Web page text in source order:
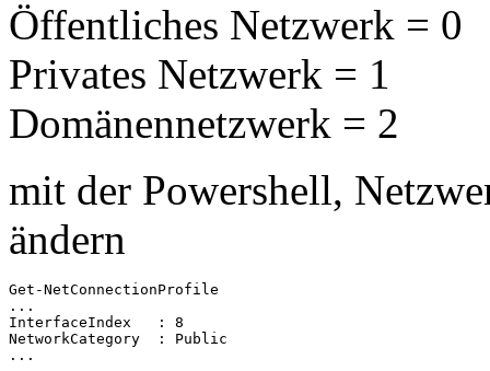
Öffentliches Netzwerk = 0
Privates Netzwerk = 1
Domänennetzwerk = 2
mit der Powershell,
ändern
Get-NetConnectionProfile
...
InterfaceIndex   : 8
NetworkCategory  : Public
...